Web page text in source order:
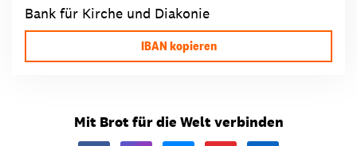
Bank für Kirche und Diakonie
IBAN kopieren
Mit Brot für die Welt verbinden